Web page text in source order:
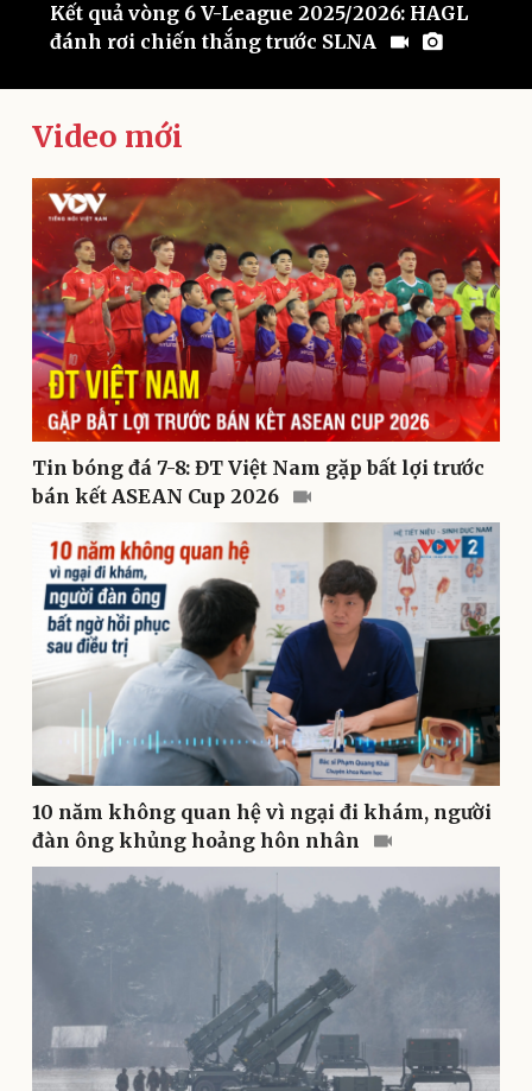
Kinh tế
Bất động sản
Khởi nghiệp
Thị trường
Giá vàng
Tiêu dùng
Tỷ giá
Chứng khoán
Giá cà phê
Tin nóng
Tư vấn luật
Quân sự - Quốc phòng
Vũ khí
Việt Nam
Kết quả vòng 6 V-League 2025/2026: HAGL
đánh rơi chiến thắng trước SLNA
Video mới
Tin bóng đá 7-8: ĐT Việt Nam gặp bất lợi trước
bán kết ASEAN Cup 2026
10 năm không quan hệ vì ngại đi khám, người
đàn ông khủng hoảng hôn nhân